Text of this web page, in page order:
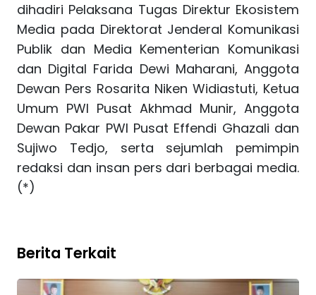
dihadiri Pelaksana Tugas Direktur Ekosistem
Media pada Direktorat Jenderal Komunikasi
Publik dan Media Kementerian Komunikasi
dan Digital Farida Dewi Maharani, Anggota
Dewan Pers Rosarita Niken Widiastuti, Ketua
Umum PWI Pusat Akhmad Munir, Anggota
Dewan Pakar PWI Pusat Effendi Ghazali dan
Sujiwo Tedjo, serta sejumlah pemimpin
redaksi dan insan pers dari berbagai media.
(*)
Berita Terkait